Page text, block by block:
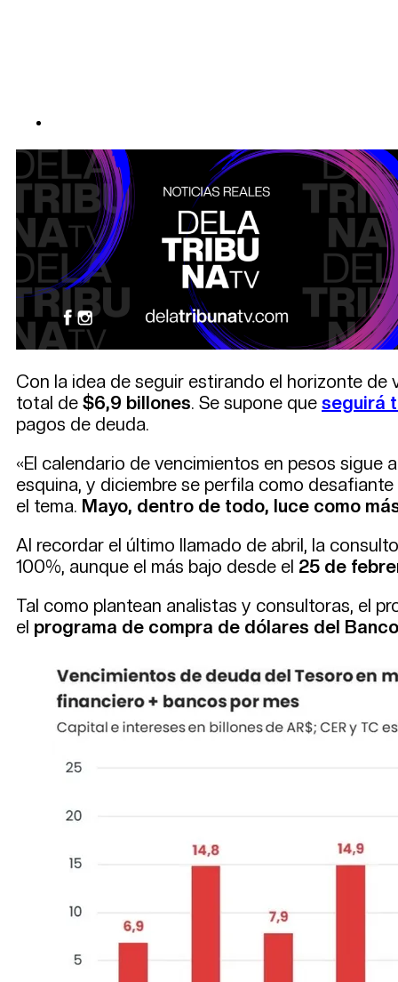
Con la idea de seguir estirando el horizonte de
total de $6,9 billones. Se supone que seguirá
pagos de deuda.
«El calendario de vencimientos en pesos sigue
esquina, y diciembre se perfila como
el tema. Mayo, dentro de todo, luce como
Al recordar el último llamado de abril, la
100%, aunque el más bajo desde el 25 de
Tal como plantean analistas y consultoras, el
el programa de compra de dólares del